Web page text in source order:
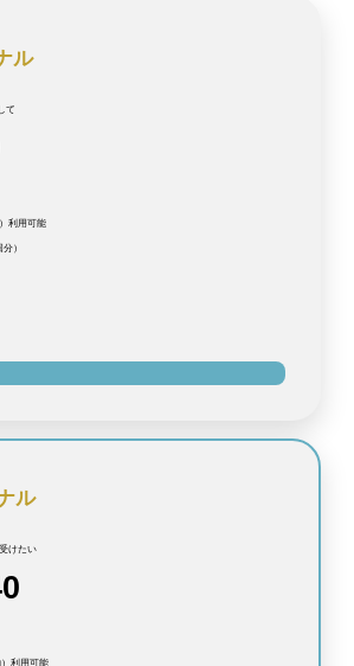
ル
て
利用可能
）
ル
けたい
利用可能